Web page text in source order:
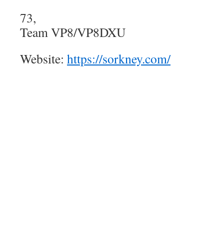
73,
Team VP8/VP8DXU
Website: https://sorkney.com/